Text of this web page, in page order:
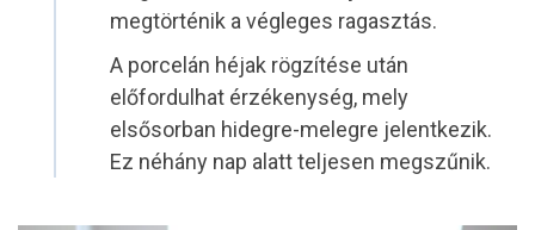
megtörténik a végleges ragasztás.
A porcelán héjak rögzítése után
előfordulhat érzékenység, mely
elsősorban hidegre-melegre jelentkezik.
Ez néhány nap alatt teljesen megszűnik.